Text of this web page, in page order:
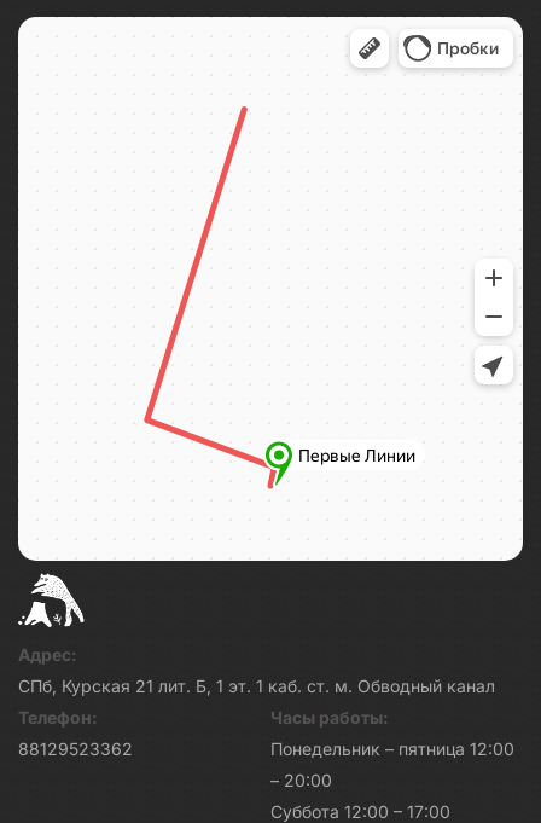
Адрес:
СПб, Курская 21 лит. Б, 1 эт. 1 каб. ст. м. Обводный канал
Телефон:
88129523362
Часы работы:
Понедельник – пятница 12:00
– 20:00
Суббота 12:00 – 17:00